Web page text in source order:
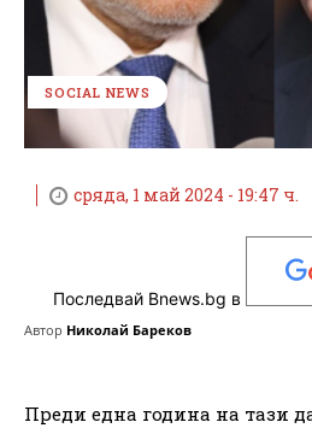
SOCIAL NEWS
сряда, 1 май 2024 - 19:47 ч.
Последвай Bnews.bg в
Автор Николай Бареков
Преди една година на тази